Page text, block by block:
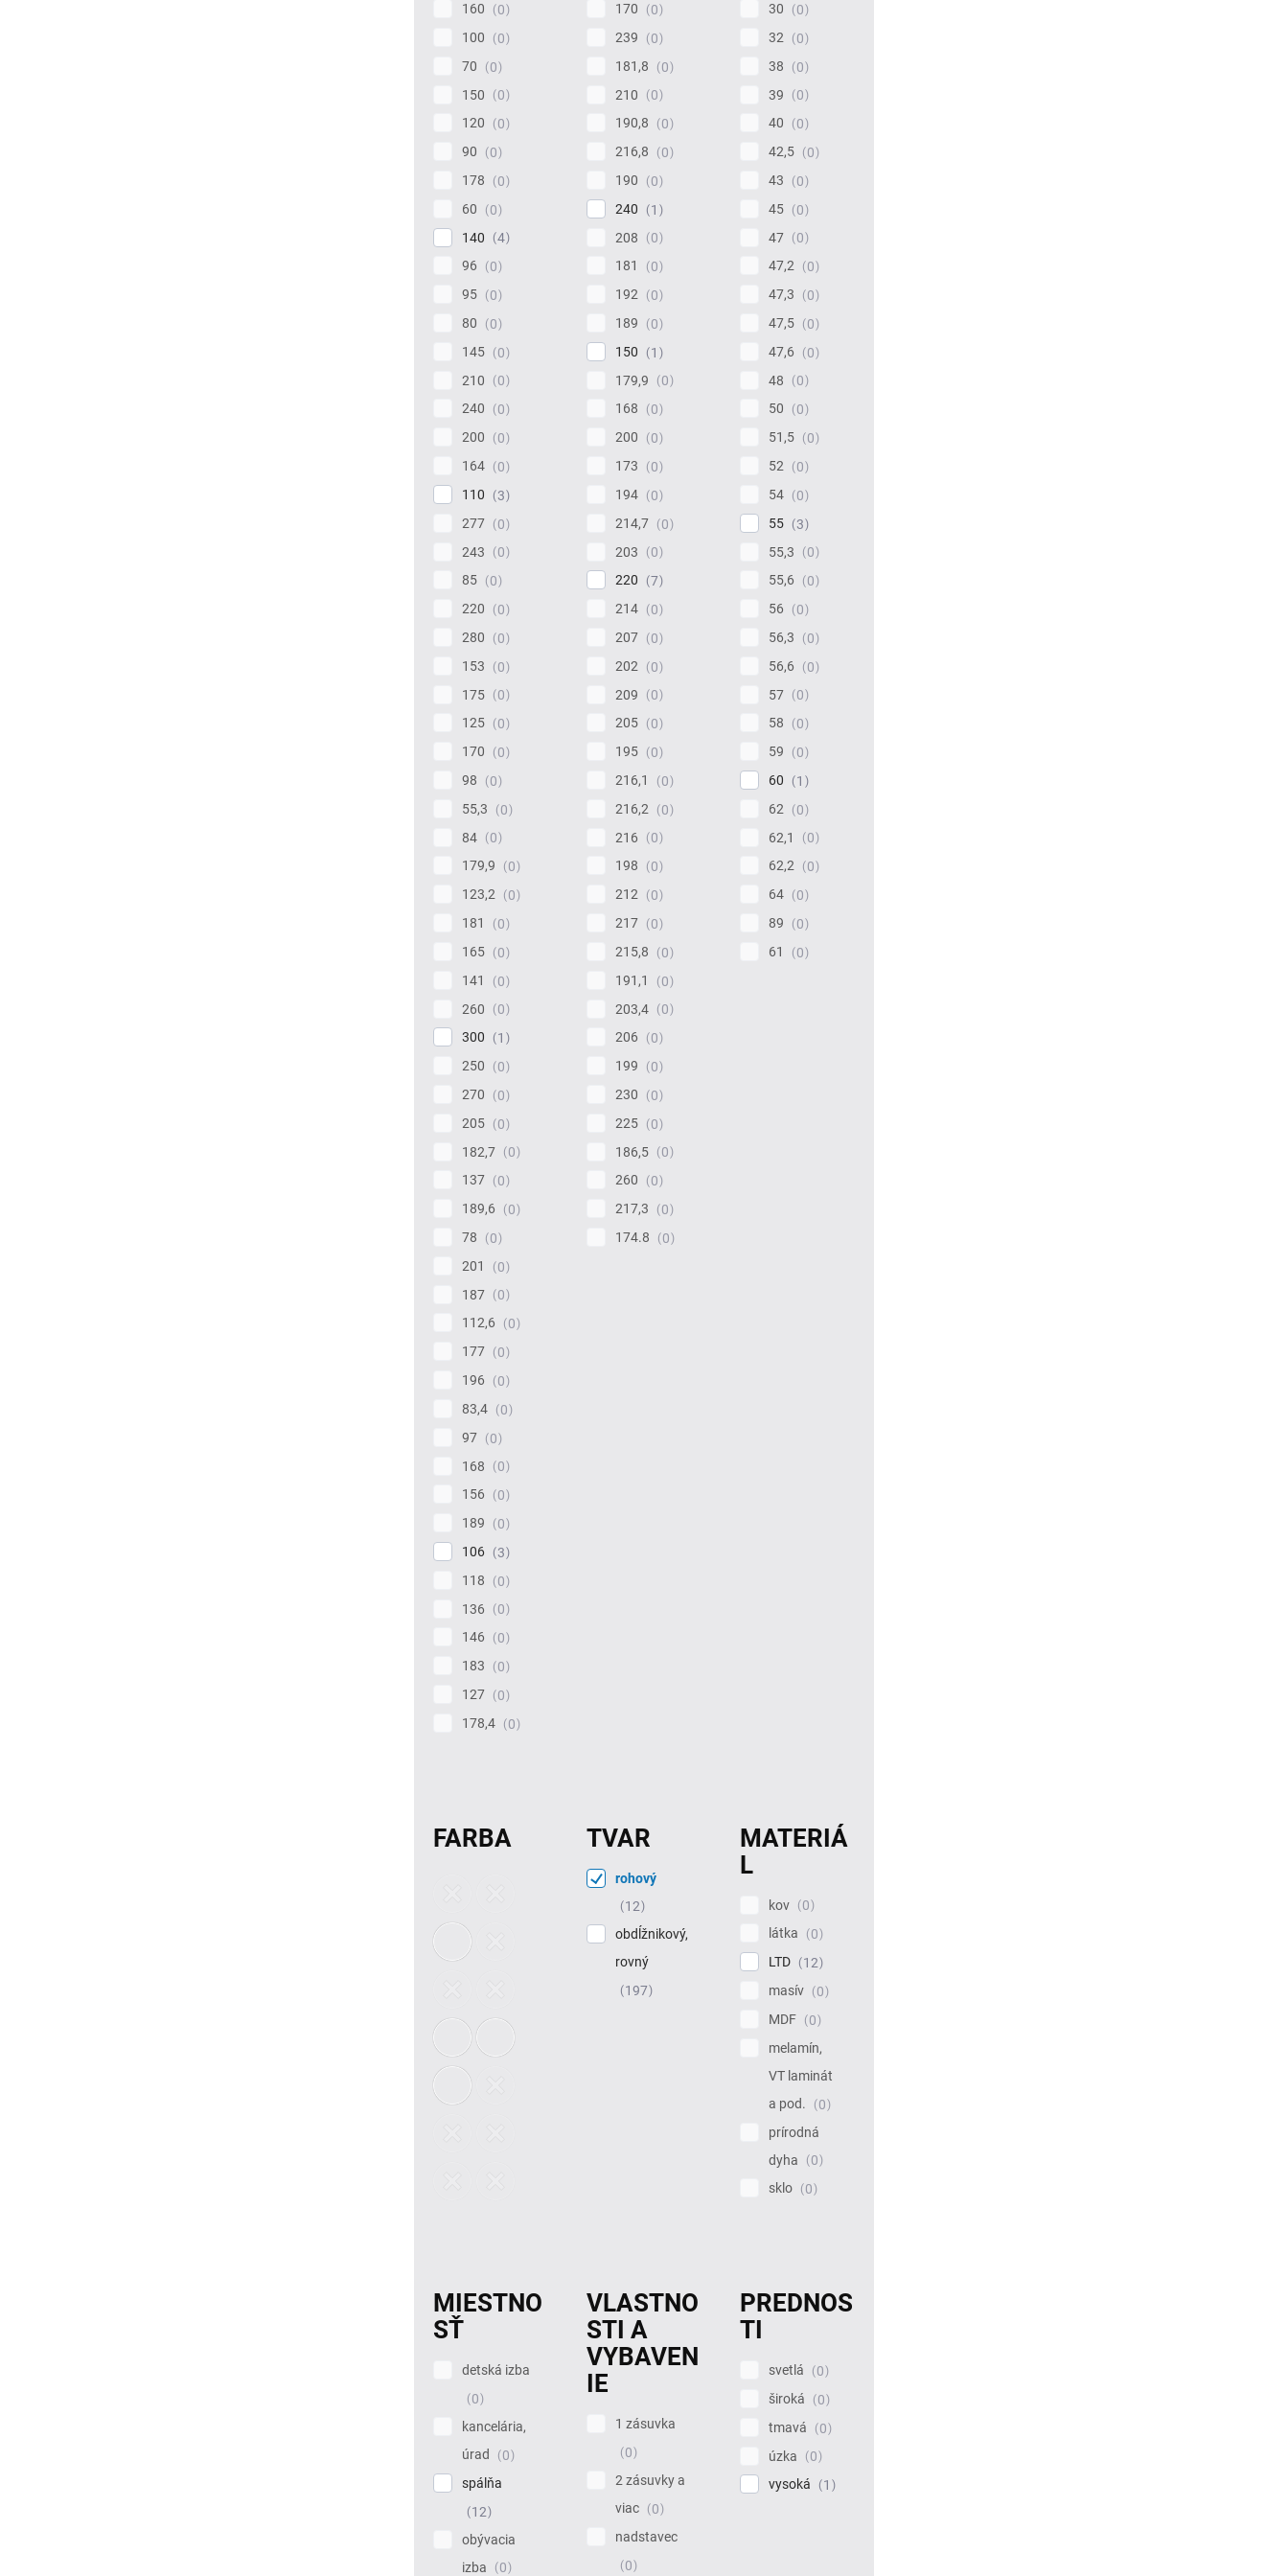
160
0
100
0
70
0
150
0
120
0
90
0
178
0
60
0
140
4
96
0
95
0
80
0
145
0
210
0
240
0
200
0
164
0
110
3
277
0
243
0
85
0
220
0
280
0
153
0
175
0
125
0
170
0
98
0
55,3
0
84
0
179,9
0
123,2
0
181
0
165
0
141
0
260
0
300
1
250
0
270
0
205
0
182,7
0
137
0
189,6
0
78
0
201
0
187
0
112,6
0
177
0
196
0
83,4
0
97
0
168
0
156
0
189
0
106
3
118
0
136
0
146
0
183
0
127
0
178,4
0
170
0
239
0
181,8
0
210
0
190,8
0
216,8
0
190
0
240
1
208
0
181
0
192
0
189
0
150
1
179,9
0
168
0
200
0
173
0
194
0
214,7
0
203
0
220
7
214
0
207
0
202
0
209
0
205
0
195
0
216,1
0
216,2
0
216
0
198
0
212
0
217
0
215,8
0
191,1
0
203,4
0
206
0
199
0
230
0
225
0
186,5
0
260
0
217,3
0
174.8
0
30
0
32
0
38
0
39
0
40
0
42,5
0
43
0
45
0
47
0
47,2
0
47,3
0
47,5
0
47,6
0
48
0
50
0
51,5
0
52
0
54
0
55
3
55,3
0
55,6
0
56
0
56,3
0
56,6
0
57
0
58
0
59
0
60
1
62
0
62,1
0
62,2
0
64
0
89
0
61
0
FARBA TVAR
rohový
12
obdĺžnikový,
rovný
197
MATERIÁ
L
kov
0
látka
0
LTD
12
masív
0
MDF
0
melamín,
VT laminát
a pod.
0
prírodná
dyha
0
sklo
0
MIESTNO
SŤ
detská izba
0
kancelária,
úrad
0
spálňa
12
obývacia
izba
0
VLASTNO
STI A
VYBAVEN
IE
1 zásuvka
0
2 zásuvky a
viac
0
nadstavec
0
PREDNOS
TI
svetlá
0
široká
0
tmavá
0
úzka
0
vysoká
1